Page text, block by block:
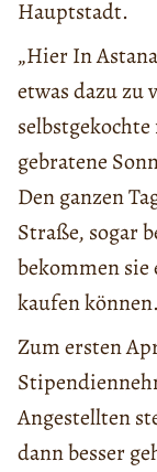
Hauptstadt.
„Hier In
etwas dazu zu
gebratene
Den ganzen
Straße, sogar
bekommen
kaufen
Zum ersten
Angestellten
dann besser